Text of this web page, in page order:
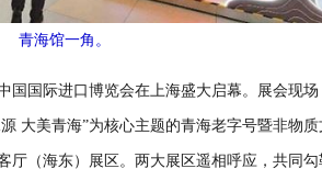
青海馆一角。
国际进口博览会在上海盛大启幕。展会现场
大美青海”为核心主题的青海老字号暨非物
厅（海东）展区。两大展区遥相呼应，共同